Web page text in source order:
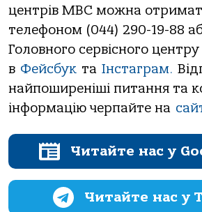
центрів МВС можна
телефоном (044) 290-19-88
Головного сервісного
в Фейсбук та Інстаграм.
найпоширеніші питання та
інформацію черпайте на
Читайте нас у
Читайте нас у